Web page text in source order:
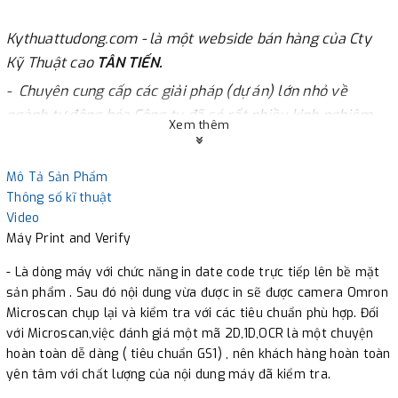
Kythuattudong.com - là một webside bán hàng của Cty
Kỹ Thuật cao TÂN TIẾN.
- Chuyên cung cấp các giải pháp (dự án) lớn nhỏ về
ngành tự động hóa.Công ty đã có rất nhiều kinh nghiệm
trong hơn 10 năm qua về các lĩnh vực trong ngành tự
robot , laser , TIJ , hệ thống quản lý tự động ...
- Hiện tại Tân Tiến đang là đại lý chính thức của Omron
Việt Nam - nên có những gói sản phẩm với giá cực kỳ hỗ
trợ cho các khách hàng.
- Với uy tín nhiều năm về khả năng và hỗ trợ hướng
dẫn khách hàng nhiệt tình, công ty luôn tự hào với các sản
phẩm làm ra. Đặc biệt, có những sản phẩm giá cực kỳ hỗ
trợ (vd: mv40..) để khách hàng có thể tự lắp đặt và tự
mình nghiên cứu , cty sẽ hỗ trợ hướng dẫn khách hàng lắp
Xem thêm
Mô Tả Sản Phẩm
Thông số kĩ thuật
Video
Máy Print and Verify
- Là dòng máy với chức năng in date code trực tiếp lên bề mặt
sản phẩm . Sau đó nội dung vừa được in sẽ được camera Omron
Microscan chụp lại và kiểm tra với các tiêu chuẩn phù hợp. Đối
với Microscan,việc đánh giá một mã 2D,1D,OCR là một chuyện
hoàn toàn dễ dàng ( tiêu chuẩn GS1) , nên khách hàng hoàn toàn
yên tâm với chất lượng của nội dung máy đã kiểm tra.